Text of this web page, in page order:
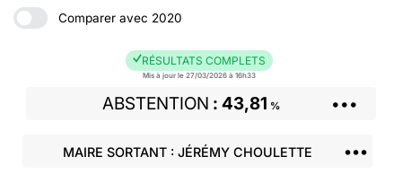
Comparer avec 2020
RÉSULTATS COMPLETS
Mis à jour le 27/03/2026 à 16h33
ABSTENTION 43,81 % •••
MAIRE SORTANT : JÉRÉMY CHOULETTE •••